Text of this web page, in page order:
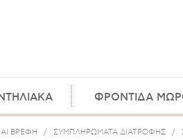
ΦΡΟΝΤΙΔΑ
ΒΡΕΦΗ / ΣΥΜΠΛΗΡΩΜΑΤΑ ΔΙΑΤΡΟΦΗΣ /